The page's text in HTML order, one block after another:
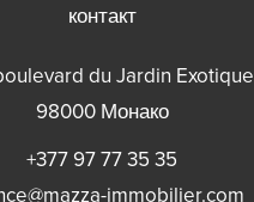
контакт
du Jardin Exotique
98000Монако
+377 97 77 35 35
immobilier.com